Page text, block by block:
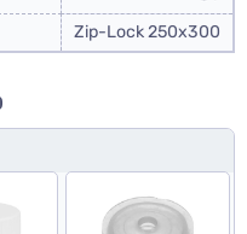
Zip-Lock 250x300